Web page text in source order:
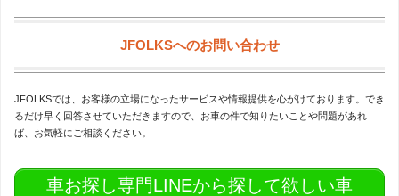
JFOLKSへのお問い合わせ
JFOLKSでは、お客様の立場になったサービスや情報提供を心がけております。でき
るだけ早く回答させていただきますので、お車の件で知りたいことや問題があれ
ば、お気軽にご相談ください。
車お探し専門LINEから探して欲しい車